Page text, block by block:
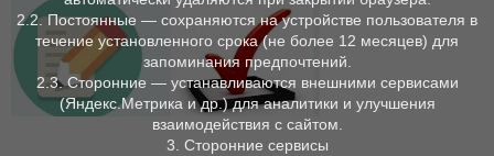
2.2. Постоянные — сохраняются на устройстве пользователя в
течение установленного срока (не более 12 месяцев) для
запоминания предпочтений.
2.3. Сторонние — устанавливаются внешними сервисами
(Яндекс.Метрика и др.) для аналитики и улучшения
взаимодействия с сайтом.
3. Сторонние сервисы